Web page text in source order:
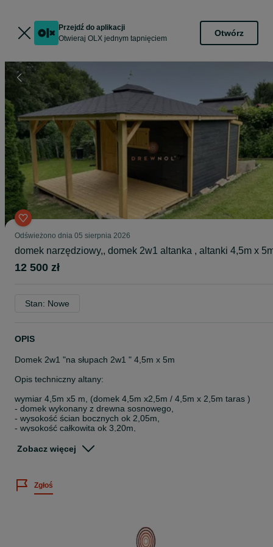
Przejdź do aplikacji
Otwieraj OLX jednym tapnięciem
Otwórz
Odświeżono dnia 05 sierpnia 2026
domek narzędziowy,, domek 2w1 altanka , altanki 4,5m x
12 500 zł
Stan: Nowe
OPIS
Domek 2w1 "na słupach 2w1 " 4,5m x 5m
Opis techniczny altany:
wymiar 4,5m x5 m, (domek 4,5m x2,5m / 4,5m x 2,5m taras )
- domek wykonany z drewna sosnowego,
- wysokość ścian bocznych ok 2,05m,
- wysokość całkowita ok 3,20m,
- ścianki wykonane z kantówki 9x4 + deska boazeryjna 20mm
- kompletny produkt (bez podłogi oraz dostawki z pomieszczeniem
gospodarczym )
Zobacz więcej
Zgłoś